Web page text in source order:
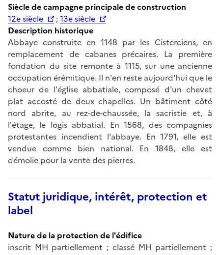
Siècle de campagne principale de construction
12e siècle
;13e siècle
Description historique
Abbaye construite en 1148 par les Cisterciens, en
remplacement de cabanes précaires. La première
fondation du site remonte à 1115, sur une ancienne
occupation érémitique. Il n'en reste aujourd'hui que le
choeur de l'église abbatiale, composé d'un chevet
plat accosté de deux chapelles. Un bâtiment côté
nord abrite, au rez-de-chaussée, la sacristie et, à
l'étage, le logis abbatial. En 1568, des compagnies
protestantes incendient l'abbaye. En 1791, elle est
vendue comme bien national. En 1848, elle est
démolie pour la vente des pierres.
Statut juridique, intérêt, protection et
label
Nature de la protection de l'édifice
inscrit MH partiellement ; classé MH partiellement ;